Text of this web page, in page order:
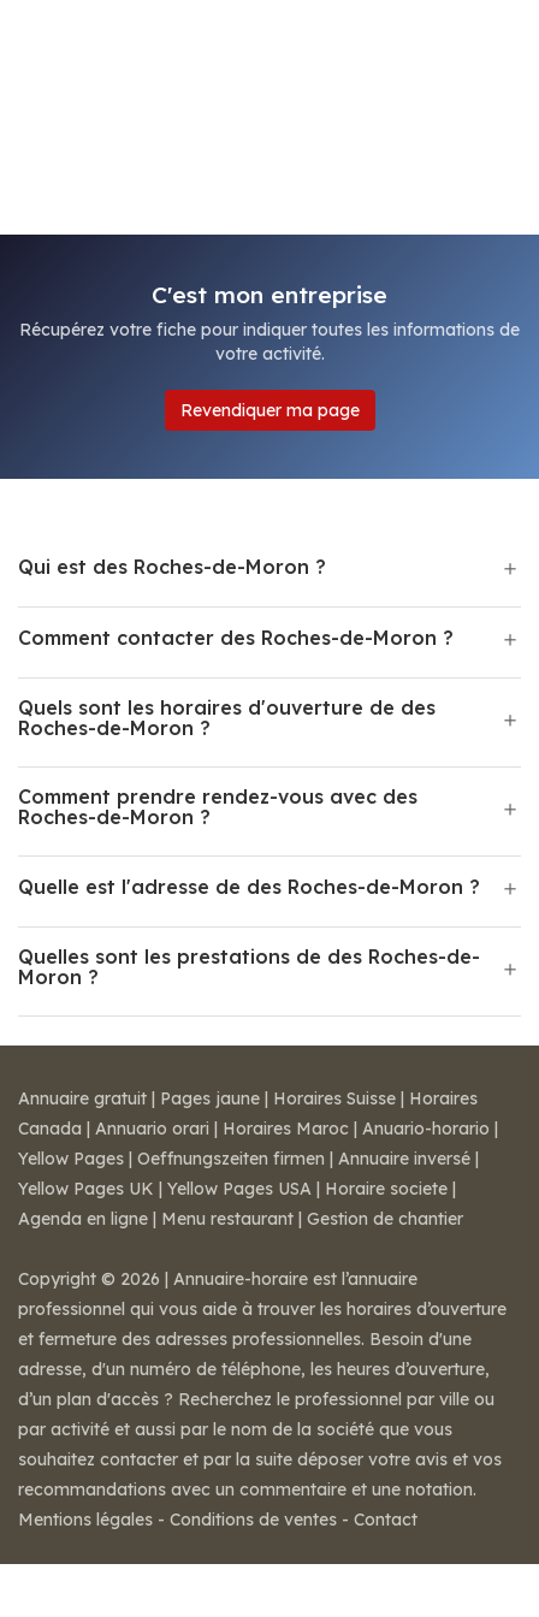
C'est mon entreprise
Récupérez votre fiche pour indiquer toutes les informations de
votre activité.
Revendiquer ma page
Qui est des Roches-de-Moron ?
Comment contacter des Roches-de-Moron ?
Quels sont les horaires d'ouverture de des
Roches-de-Moron ?
Comment prendre rendez-vous avec des
Roches-de-Moron ?
Quelle est l'adresse de des Roches-de-Moron ?
Quelles sont les prestations de des Roches-de-
Moron ?
Annuaire gratuit | Pages jaune | Horaires Suisse | Horaires
Canada | Annuario orari | Horaires Maroc | Anuario-horario |
Yellow Pages | Oeffnungszeiten firmen | Annuaire inversé |
Yellow Pages UK | Yellow Pages USA | Horaire societe |
Agenda en ligne | Menu restaurant | Gestion de chantier
Copyright © 2026 | Annuaire-horaire est l’annuaire
professionnel qui vous aide à trouver les horaires d’ouverture
et fermeture des adresses professionnelles. Besoin d'une
adresse, d'un numéro de téléphone, les heures d’ouverture,
d’un plan d'accès ? Recherchez le professionnel par ville ou
par activité et aussi par le nom de la société que vous
souhaitez contacter et par la suite déposer votre avis et vos
recommandations avec un commentaire et une notation.
Mentions légales - Conditions de ventes - Contact